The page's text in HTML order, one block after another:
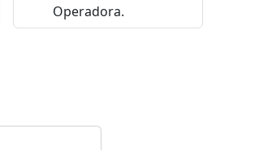
Operadora.